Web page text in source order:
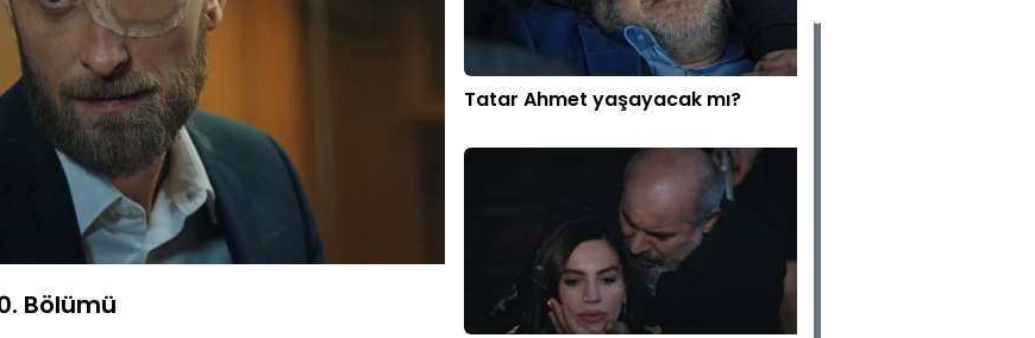
1080P
Oynatma
Bölümü
Tatar Ahmet yaşayacak mı?